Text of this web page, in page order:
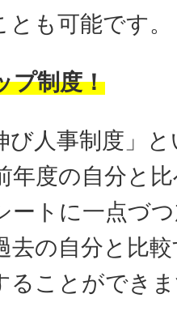
も可能です。
プ制度！
び⼈事制度」
年度の自分と
ートに一点づ
去の自分と比
ることができ